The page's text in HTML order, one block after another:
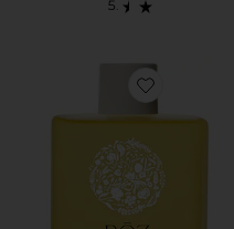
Favorite